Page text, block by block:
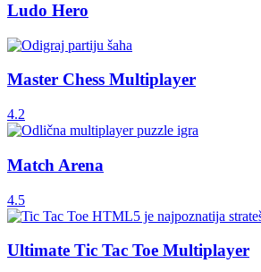
Ludo Hero
Master Chess Multiplayer
4.2
Match Arena
4.5
Ultimate Tic Tac Toe Multiplayer